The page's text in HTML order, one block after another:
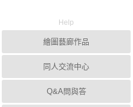
Help
繪圖藝廊作品
同人交流中心
Q&A問與答